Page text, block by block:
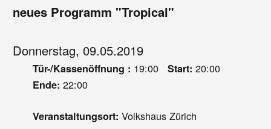
neues Programm "Tropical"
Donnerstag, 09.05.2019
Tür-/Kassenöffnung : 19:00 Start: 20:00
Ende: 22:00
Veranstaltungsort: Volkshaus Zürich